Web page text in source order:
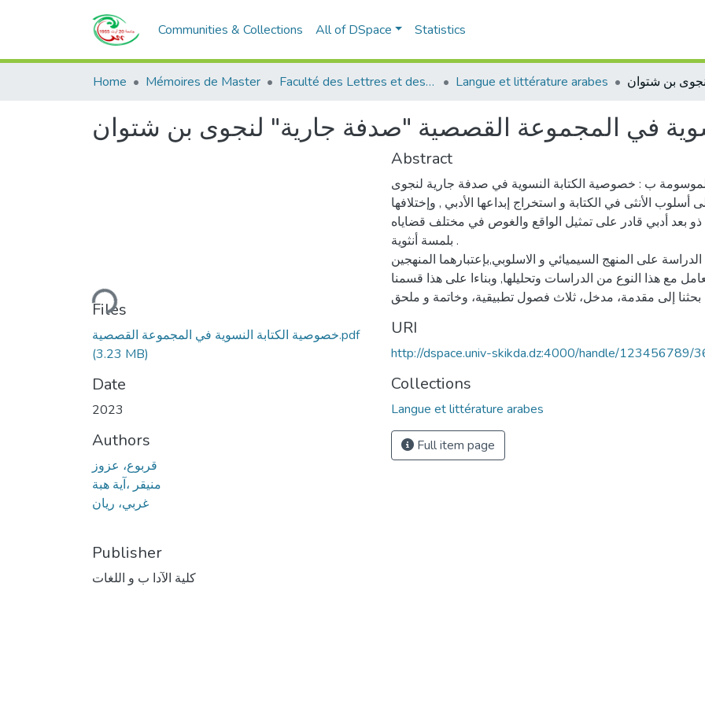
Communities & Collections All of DSpace Statistics
Home Mémoires de Master Faculté des Lettres et des Langues étrangères Langue et littérature arabes
في المجموعة القصصية "صدفة جارية" لنجوى بن شتوان
Loading...
Files
خصوصية الكتابة النسوية في المجموعة القصصية.pdf
(3.23 MB)
Date
2023
Authors
قربوع، عزوز
منيقر ،آية هبة
غربي، ريان
Publisher
كلية الآدا ب و اللغات
Abstract
ب : خصوصية الكتابة النسوية في صدفة جارية لنجوى
الأنثى في الكتابة و استخراج إبداعها الأدبي , وإختلافها
بعد أدبي قادر على تمثيل الواقع والغوص في مختلف قضاياه
بلمسة أنثوية .
على المنهج السيميائي و الاسلوبي,بإعتبارهما المنهجين
مع هذا النوع من الدراسات وتحليلها, وبناءا على هذا قسمنا
URI
http://dspace.univ-skikda.dz:4000/handle/123456789/
Collections
Langue et littérature arabes
Full item page